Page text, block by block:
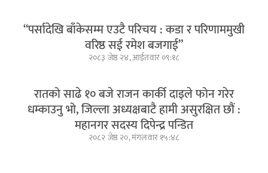
“पर्सादेखि बाँकेसम्म एउटै परिचय : कडा र परिणाममुखी
वरिष्ठ सई रमेश बजगाई”
२०८३ जेष्ठ २४, आईतवार ०९:१८
रातको साढे १० बजे राजन कार्की दाइले फोन गरेर
धम्काउनु भो, जिल्ला अध्यक्षबाटै हामी असुरक्षित छौं :
महानगर सदस्य दिपेन्द्र पन्डित
२०८२ जेष्ठ २०, मंगलवार १५:४८